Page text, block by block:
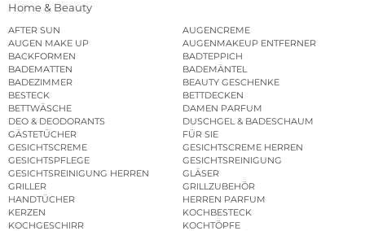
Home & Beauty
AFTER SUN
AUGENCREME
AUGEN MAKE UP
AUGENMAKEUP ENTFERNER
BACKFORMEN
BADTEPPICH
BADEMATTEN
BADEMÄNTEL
BADEZIMMER
BEAUTY GESCHENKE
BESTECK
BETTDECKEN
BETTWÄSCHE
DAMEN PARFUM
DEO & DEODORANTS
DUSCHGEL & BADESCHAUM
GÄSTETÜCHER
FÜR SIE
GESICHTSCREME
GESICHTSCREME HERREN
GESICHTSPFLEGE
GESICHTSREINIGUNG
GESICHTSREINIGUNG HERREN
GLÄSER
GRILLER
GRILLZUBEHÖR
HANDTÜCHER
HERREN PARFUM
KERZEN
KOCHBESTECK
KOCHGESCHIRR
KOCHTÖPFE